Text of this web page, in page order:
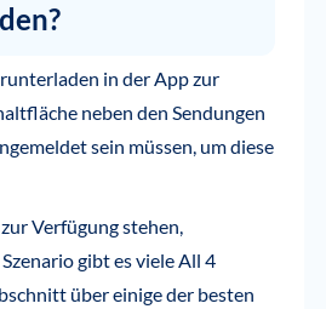
in der App zur
neben den Sendungen
sein müssen, um diese
Verfügung stehen,
gibt es viele All 4
über einige der besten